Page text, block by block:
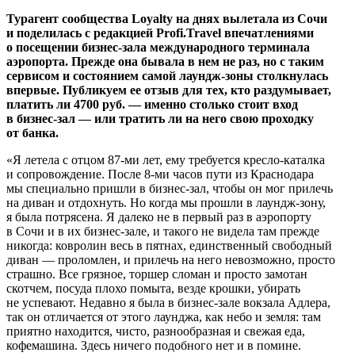
Турагент сообщества Loyalty на днях вылетала из Сочи
и поделилась с редакцией Profi.Travel впечатлениями
о посещении бизнес-зала международного терминала
аэропорта. Прежде она бывала в нем не раз, но с таким
сервисом и состоянием самой лаундж-зоны столкнулась
впервые. Публикуем ее отзыв для тех, кто раздумывает,
платить ли 4700 руб. — именно столько стоит вход
в бизнес-зал — или тратить ли на него свою проходку
от банка.
«Я летела с отцом 87-ми лет, ему требуется кресло-каталка
и сопровождение. После 8-ми часов пути из Краснодара
мы специально пришли в бизнес-зал, чтобы он мог прилечь
на диван и отдохнуть. Но когда мы прошли в лаундж-зону,
я была потрясена. Я далеко не в первый раз в аэропорту
в Сочи и в их бизнес-зале, и такого не видела там прежде
никогда: ковролин весь в пятнах, единственный свободный
диван — проломлен, и прилечь на него невозможно, просто
страшно. Все грязное, торшер сломан и просто замотан
скотчем, посуда плохо помыта, везде крошки, убирать
не успевают. Недавно я была в бизнес-зале вокзала Адлера,
так он отличается от этого лаунджа, как небо и земля: там
приятно находится, чисто, разнообразная и свежая еда,
кофемашина. Здесь ничего подобного нет и в помине.